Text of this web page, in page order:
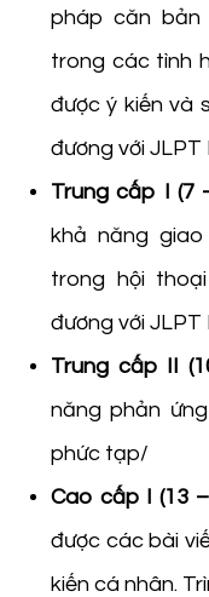
pháp căn
trong các tình
được ý kiến và
đương với JLPT
Trung cấp I (7
khả năng
trong hội
đương với JLPT
Trung cấp II
năng phản
phức tạp/
Cao cấp I (13
được các bài
kiến cá nhân.